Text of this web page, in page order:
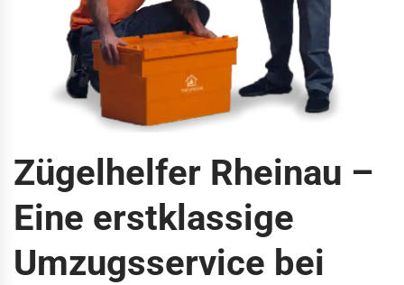
Zügelhelfer Rheinau –
Eine erstklassige
Umzugsservice bei